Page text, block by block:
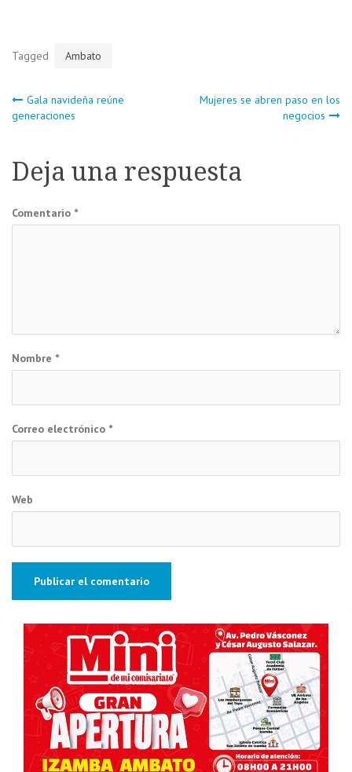
Tagged Ambato
Navegación
entradas
Gala navideña reúne
generaciones
Mujeres se abren paso en los
negocios
Deja una respuesta
Comentario *
Nombre *
Correo electrónico *
Web